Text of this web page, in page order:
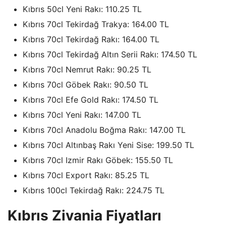
Kıbrıs 50cl Yeni Rakı: 110.25 TL
Kıbrıs 70cl Tekirdağ Trakya: 164.00 TL
Kıbrıs 70cl Tekirdağ Rakı: 164.00 TL
Kıbrıs 70cl Tekirdağ Altın Serii Rakı: 174.50 TL
Kıbrıs 70cl Nemrut Rakı: 90.25 TL
Kıbrıs 70cl Göbek Rakı: 90.50 TL
Kıbrıs 70cl Efe Gold Rakı: 174.50 TL
Kıbrıs 70cl Yeni Rakı: 147.00 TL
Kıbrıs 70cl Anadolu Boğma Rakı: 147.00 TL
Kıbrıs 70cl Altınbaş Rakı Yeni Sise: 199.50 TL
Kıbrıs 70cl Izmir Rakı Göbek: 155.50 TL
Kıbrıs 70cl Export Rakı: 85.25 TL
Kıbrıs 100cl Tekirdağ Rakı: 224.75 TL
Kıbrıs Zivania Fiyatları